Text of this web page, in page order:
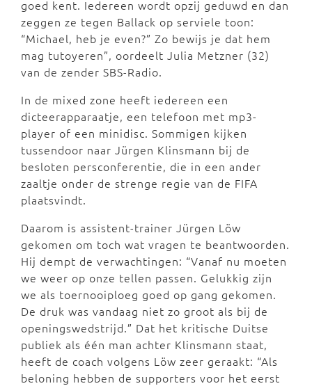
goed kent. Iedereen wordt opzij geduwd en dan
zeggen ze tegen Ballack op serviele toon:
“Michael, heb je even?” Zo bewijs je dat hem
mag tutoyeren”, oordeelt Julia Metzner (32)
van de zender SBS-Radio.
In de mixed zone heeft iedereen een
dicteerapparaatje, een telefoon met mp3-
player of een minidisc. Sommigen kijken
tussendoor naar Jürgen Klinsmann bij de
besloten persconferentie, die in een ander
zaaltje onder de strenge regie van de FIFA
plaatsvindt.
Daarom is assistent-trainer Jürgen Löw
gekomen om toch wat vragen te beantwoorden.
Hij dempt de verwachtingen: “Vanaf nu moeten
we weer op onze tellen passen. Gelukkig zijn
we als toernooiploeg goed op gang gekomen.
De druk was vandaag niet zo groot als bij de
openingswedstrijd.” Dat het kritische Duitse
publiek als één man achter Klinsmann staat,
heeft de coach volgens Löw zeer geraakt: “Als
beloning hebben de supporters voor het eerst